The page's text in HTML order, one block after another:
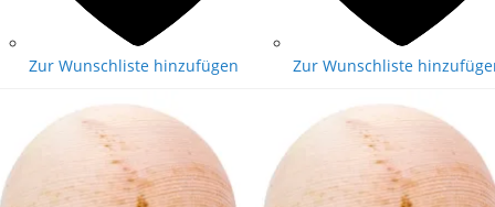
Zur Wunschliste hinzufügen Zur Wunschliste